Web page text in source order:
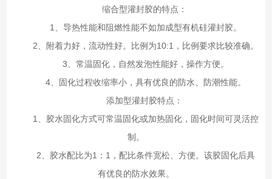
缩合型灌封胶的特点：
1、导热性能和阻燃性能不如加成型有机硅灌封胶。
2、附着力好，流动性好。比例为10:1，比例要求比较准确。
3、常温固化，自然发泡性能好，操作方便。
4、固化过程收缩率小，具有优良的防水、防潮性能。
添加型灌封胶特点：
1、胶水固化方式可常温固化或加热固化，固化时间可灵活控
制。
2、胶水配比为1：1，配比条件宽松、方便。该胶固化后具
有优良的防水效果。